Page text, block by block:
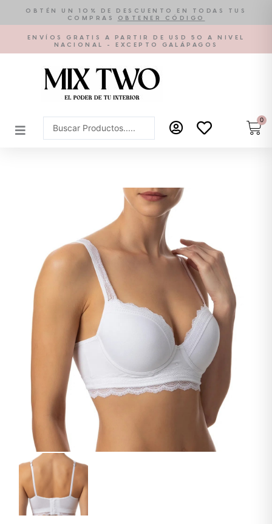
contenido
OBTÉN UN 10% DE DESCUENTO EN TODAS TUS
COMPRAS
OBTENER CÓDIGO
ENVÍOS GRATIS A PARTIR DE USD 50 A NIVEL
NACIONAL - EXCEPTO GALÁPAGOS
Search
...
0